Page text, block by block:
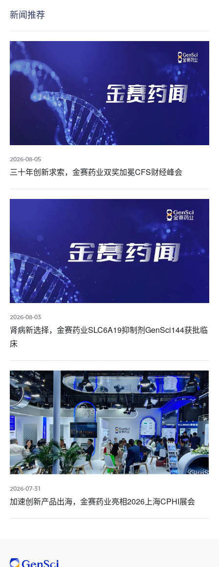
新闻推荐
2026-08-05
三十年创新求索，金赛药业双奖加冕CFS财经峰会
2026-08-03
肾病新选择，金赛药业SLC6A19抑制剂GenSci144获批临
床
2026-07-31
加速创新产品出海，金赛药业亮相2026上海CPHI展会